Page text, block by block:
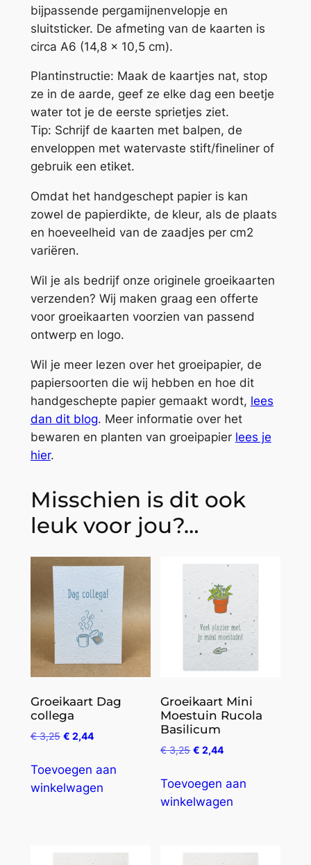
bijpassende pergamijnenvelopje en
sluitsticker. De afmeting van de kaarten is
circa A6 (14,8 x 10,5 cm).
Plantinstructie: Maak de kaartjes nat, stop
ze in de aarde, geef ze elke dag een beetje
water tot je de eerste sprietjes ziet.
Tip: Schrijf de kaarten met balpen, de
enveloppen met watervaste stift/fineliner of
gebruik een etiket.
Omdat het handgeschept papier is kan
zowel de papierdikte, de kleur, als de plaats
en hoeveelheid van de zaadjes per cm2
variëren.
Wil je als bedrijf onze originele groeikaarten
verzenden? Wij maken graag een offerte
voor groeikaarten voorzien van passend
ontwerp en logo.
Wil je meer lezen over het groeipapier, de
papiersoorten die wij hebben en hoe dit
handgeschepte papier gemaakt wordt, lees
dan dit blog. Meer informatie over het
bewaren en planten van groeipapier lees je
hier.
Misschien is dit ook
leuk voor jou?…
Groeikaart Dag
collega
€3,25 € 2,44
Toevoegen aan
winkelwagen
Groeikaart Mini
Moestuin Rucola
Basilicum
€3,25 € 2,44
Toevoegen aan
winkelwagen